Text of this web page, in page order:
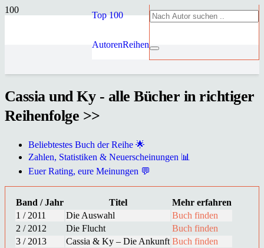
Top 100
AutorenReihen
Cassia und Ky - alle Bücher in richtiger
Reihenfolge >>
Beliebtestes Buch der Reihe 🌟
Zahlen, Statistiken & Neuerscheinungen 📊
Euer Rating, eure Meinungen 💬
Band / Jahr Titel
Mehr erfahren
1 / 2011
Die Auswahl
Buch finden
2 / 2012
Die Flucht
Buch finden
3 / 2013
Cassia & Ky – Die Ankunft Buch finden